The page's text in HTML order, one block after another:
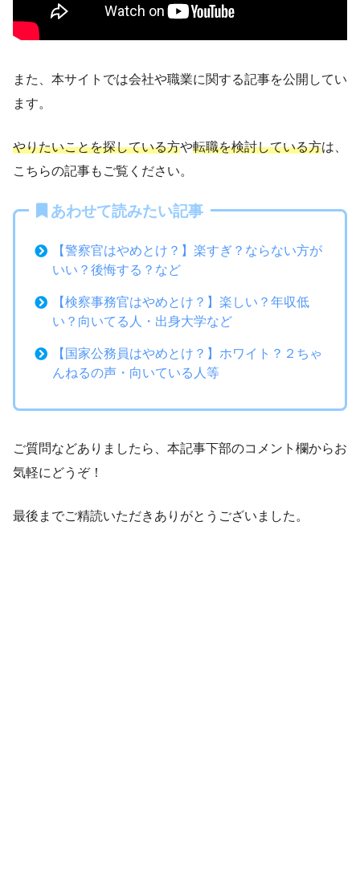
また、本サイトでは会社や職業に関する記事を公開してい
ます。
やりたいことを探している方や転職を検討している方は、
こちらの記事もご覧ください。
あわせて読みたい記事
【警察官はやめとけ？】楽すぎ？ならない方が
いい？後悔する？など
【検察事務官はやめとけ？】楽しい？年収低
い？向いてる人・出身大学など
【国家公務員はやめとけ？】ホワイト？２ちゃ
んねるの声・向いている人等
ご質問などありましたら、本記事下部のコメント欄からお
気軽にどうぞ！
最後までご精読いただきありがとうございました。